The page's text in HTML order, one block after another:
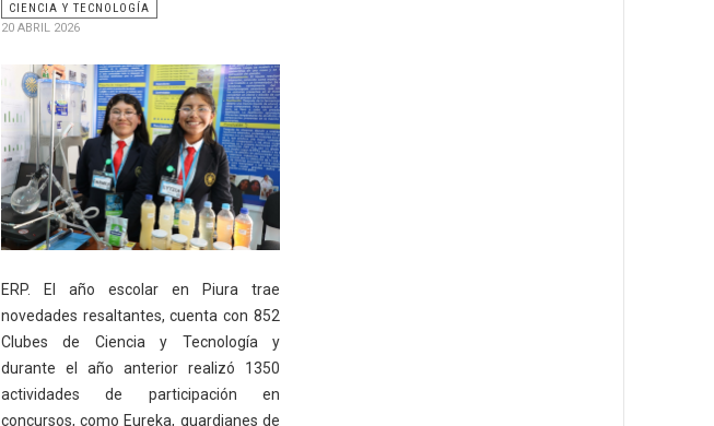
CIENCIA Y TECNOLOGÍA
20 ABRIL 2026
ERP. El año escolar en Piura trae
novedades resaltantes, cuenta con 852
Clubes de Ciencia y Tecnología y
durante el año anterior realizó 1350
actividades de participación en
concursos, como Eureka, guardianes de